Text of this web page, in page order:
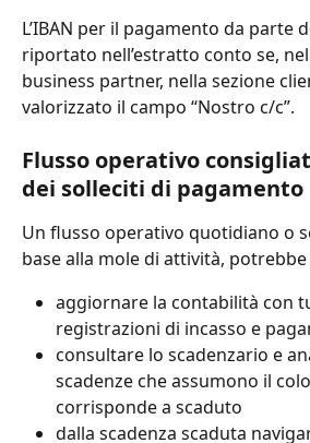
L’IBAN per il pagamento da parte
riportato nell’estratto conto se,
business partner, nella sezione
valorizzato il campo “Nostro c/c”.
Flusso operativo
dei solleciti di pagamento
Un flusso operativo quotidiano o
base alla mole di attività,
aggiornare la contabilità con
registrazioni di incasso e
consultare lo scadenzario e
scadenze che assumono il
corrisponde a scaduto
dalla scadenza scaduta